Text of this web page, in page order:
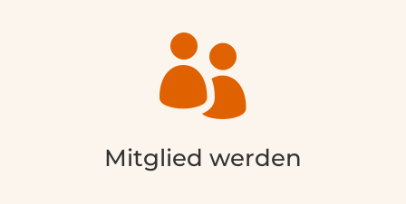

Mitglied werden